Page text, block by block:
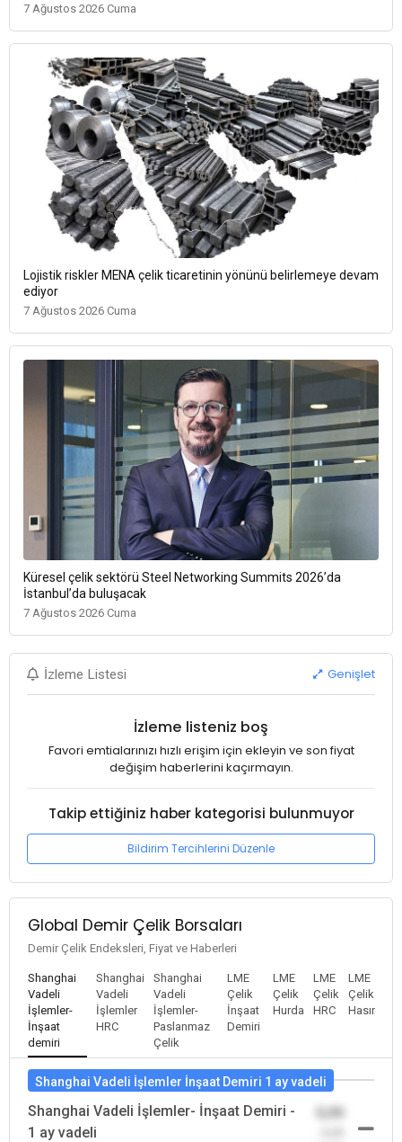
7 Ağustos 2026 Cuma
Lojistik riskler MENA çelik ticaretinin yönünü belirlemeye devam
ediyor
7 Ağustos 2026 Cuma
Küresel çelik sektörü Steel Networking Summits 2026’da
İstanbul’da buluşacak
7 Ağustos 2026 Cuma
İzleme Listesi Genişlet
İzleme listeniz boş
Favori emtialarınızı hızlı erişim için ekleyin ve son fiyat
değişim haberlerini kaçırmayın.
Takip ettiğiniz haber kategorisi bulunmuyor
Bildirim Tercihlerini Düzenle
Global Demir Çelik Borsaları
Demir Çelik Endeksleri, Fiyat ve Haberleri
Shanghai
Vadeli
İşlemler-
İnşaat
demiri
Shanghai
Vadeli
İşlemler
HRC
Shanghai
Vadeli
İşlemler-
Paslanmaz
Çelik
LME
Çelik
İnşaat
Demiri
LME
Çelik
Hurda
LME
Çelik
HRC
LME
Çelik
Hasır
Shanghai Vadeli İşlemler İnşaat Demiri 1 ay vadeli
Shanghai Vadeli İşlemler- İnşaat Demiri -
1 ay vadeli
0,00